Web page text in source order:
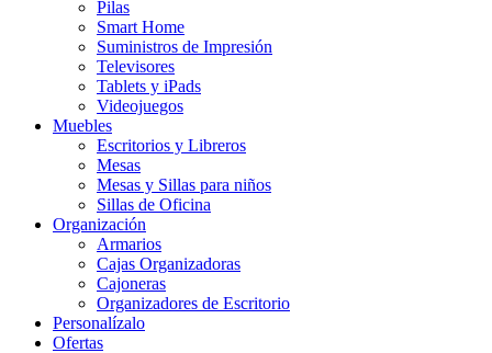
Pilas
Smart Home
Suministros de Impresión
Televisores
Tablets y iPads
Videojuegos
Muebles
Escritorios y Libreros
Mesas
Mesas y Sillas para niños
Sillas de Oficina
Organización
Armarios
Cajas Organizadoras
Cajoneras
Organizadores de Escritorio
Personalízalo
Ofertas